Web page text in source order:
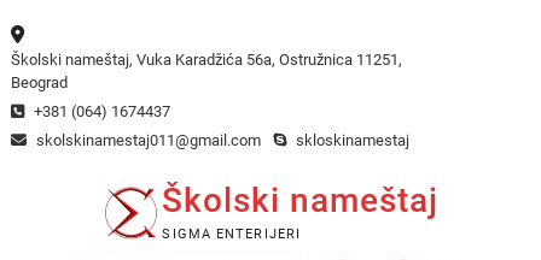
to
content
Školski nameštaj, Vuka Karadžića 56a, Ostružnica 11251,
Beograd
+381 (064) 1674437
skolskinamestaj011@gmail.com
skloskinamestaj
Školski nameštaj
SIGMA ENTERIJERI